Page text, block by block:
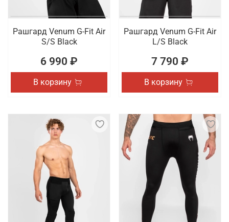
Рашгард Venum G-Fit Air
S/S Black
6 990 ₽
В корзину
Рашгард Venum G-Fit Air
L/S Black
7 790 ₽
В корзину